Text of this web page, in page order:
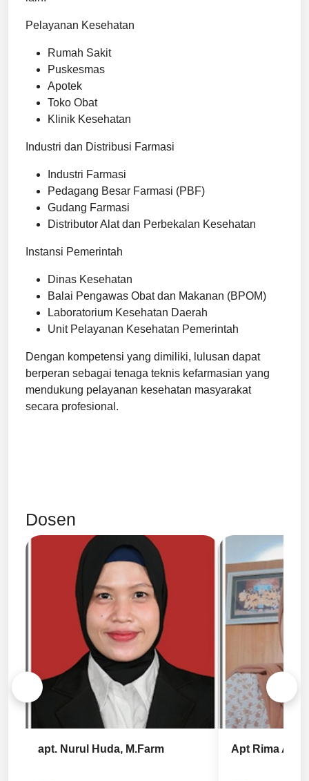
Pelayanan Kesehatan
Rumah Sakit
Puskesmas
Apotek
Toko Obat
Klinik Kesehatan
Industri dan Distribusi Farmasi
Industri Farmasi
Pedagang Besar Farmasi (PBF)
Gudang Farmasi
Distributor Alat dan Perbekalan Kesehatan
Instansi Pemerintah
Dinas Kesehatan
Balai Pengawas Obat dan Makanan (BPOM)
Laboratorium Kesehatan Daerah
Unit Pelayanan Kesehatan Pemerintah
Dengan kompetensi yang dimiliki, lulusan dapat
berperan sebagai tenaga teknis kefarmasian yang
mendukung pelayanan kesehatan masyarakat
secara profesional.
Dosen
apt. Nurul Huda, M.Farm Apt Rima